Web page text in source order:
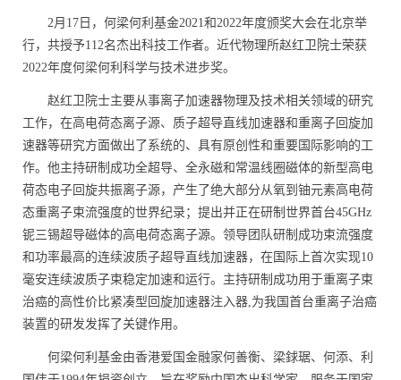
2月17日，何梁何利基金2021和2022年度颁奖大会在北京举
行，共授予112名杰出科技工作者。近代物理所赵红卫院士荣获
2022年度何梁何利科学与技术进步奖。
赵红卫院士主要从事离子加速器物理及技术相关领域的研究
工作，在高电荷态离子源、质子超导直线加速器和重离子回旋加
速器等研究方面做出了系统的、具有原创性和重要国际影响的工
作。他主持研制成功全超导、全永磁和常温线圈磁体的新型高电
荷态电子回旋共振离子源，产生了绝大部分从氧到铀元素高电荷
态重离子束流强度的世界纪录；提出并正在研制世界首台45GHz
铌三锡超导磁体的高电荷态离子源。领导团队研制成功束流强度
和功率最高的连续波质子超导直线加速器，在国际上首次实现10
毫安连续波质子束稳定加速和运行。主持研制成功用于重离子束
治癌的高性价比紧凑型回旋加速器注入器,为我国首台重离子治癌
装置的研发发挥了关键作用。
何梁何利基金由香港爱国金融家何善衡、梁銶琚、何添、利